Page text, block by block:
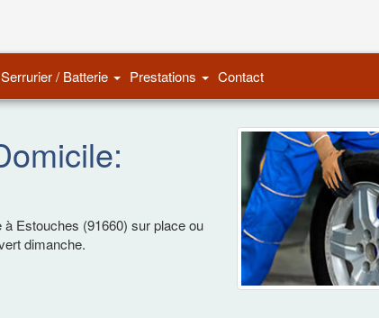
Serrurier / Batterie Prestations Contact
Estouches (91660) sur place ou
dimanche.